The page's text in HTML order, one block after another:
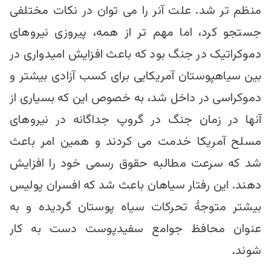
منظم تر شد. علت آنر را می توان در نکات مختلفی
جستجو کرد، اما مهم تر از همه، پیروزی نیروهای
دموکراتیک در جنگ بود که باعث افزایش امیدواری در
بین سیاهپوستان آمریکایی برای کسب آزادی بیشتر و
دموکراسی در داخل شد، به خصوص این که بسیاری از
آنها در زمان جنگ در گروپ جداگانه در نیروهای
مسلح آمریکا خدمت می کردند و همین امر باعث
شد که سرعت مطالبه حقوق رسمی خود را افزایش
دهند. این رفتار سیاهان باعث شد که افسران پولیس
بیشتر متوجۀ تحرکات سیاه پوستان گردیده و به
عنوان محافظ جوامع سفیدپوست دست به کار
شوند.